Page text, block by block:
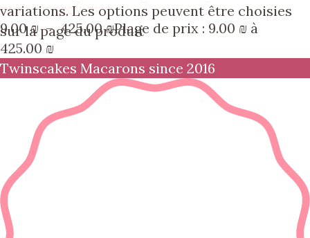
variations. Les options peuvent être choisies
sur la page du produit
כמות נוספת של דלעת
9.00₪ – 425.00₪Plage de prix : 9.00 ₪ à
425.00 ₪
Twinscakes Macarons since 2016